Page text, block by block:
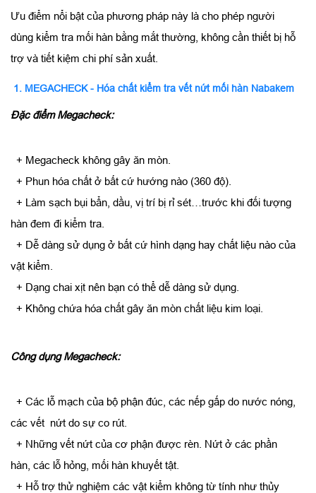
Ưu điểm nổi bật của phương pháp này là cho phép người
dùng kiểm tra mối hàn bằng mắt thường, không cần thiết bị hỗ
trợ và tiết kiệm chi phí sản xuất.
1. MEGACHECK - Hóa chất kiểm tra vết nứt mối hàn Nabakem
Đặc điểm Megacheck:
+ Megacheck không gây ăn mòn.
+ Phun hóa chất ở bất cứ hướng nào (360 độ).
+ Làm sạch bụi bẩn, dầu, vị trí bị rỉ sét…trước khi đối tượng
hàn đem đi kiểm tra.
+ Dễ dàng sử dụng ở bất cứ hình dạng hay chất liệu nào của
vật kiểm.
+ Dạng chai xịt nên bạn có thể dễ dàng sử dụng.
+ Không chứa hóa chất gây ăn mòn chất liệu kim loại.
Công dụng Megacheck:
+ Các lỗ mạch của bộ phận đúc, các nếp gấp do nước nóng,
các vết nứt do sự co rút.
+ Những vết nứt của cơ phận được rèn. Nứt ở các phần
hàn, các lỗ hỏng, mối hàn khuyết tật.
+ Hỗ trợ thử nghiệm các vật kiểm không từ tính như thủy